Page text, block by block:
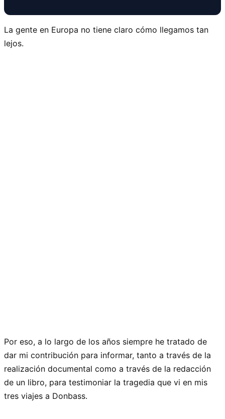
La gente en Europa no tiene claro cómo llegamos tan
lejos.
Por eso, a lo largo de los años siempre he tratado de
dar mi contribución para informar, tanto a través de la
realización documental como a través de la redacción
de un libro, para testimoniar la tragedia que vi en mis
tres viajes a Donbass.